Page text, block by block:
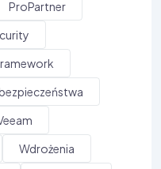
ProPartner
Wdrożenia